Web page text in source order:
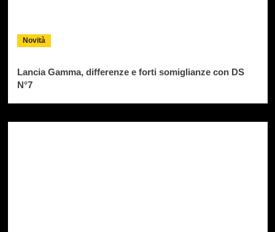
Novità
Lancia Gamma, differenze e forti somiglianze con DS
N°7